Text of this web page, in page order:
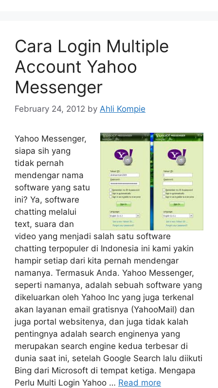
Cara Login Multiple
Account Yahoo
Messenger
February 24, 2012 by Ahli Kompie
Yahoo Messenger,
siapa sih yang
tidak pernah
mendengar nama
software yang satu
ini? Ya, software
chatting melalui
text, suara dan
video yang menjadi salah satu software
chatting terpopuler di Indonesia ini kami yakin
hampir setiap dari kita pernah mendengar
namanya. Termasuk Anda. Yahoo Messenger,
seperti namanya, adalah sebuah software yang
dikeluarkan oleh Yahoo Inc yang juga terkenal
akan layanan email gratisnya (YahooMail) dan
juga portal websitenya, dan juga tidak kalah
pentingnya adalah search enginenya yang
merupakan search engine kedua terbesar di
dunia saat ini, setelah Google Search lalu diikuti
Bing dari Microsoft di tempat ketiga. Mengapa
Perlu Multi Login Yahoo … Read more